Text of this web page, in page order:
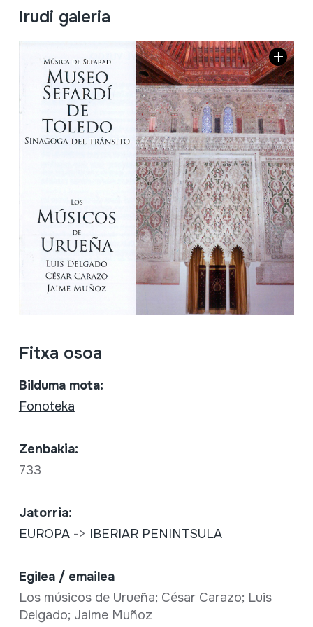
Irudi galeria
Fitxa osoa
Bilduma mota:
Fonoteka
Zenbakia:
733
Jatorria:
EUROPA-> IBERIAR PENINTSULA
Egilea / emailea
Los músicos de Urueña; César Carazo; Luis
Delgado; Jaime Muñoz